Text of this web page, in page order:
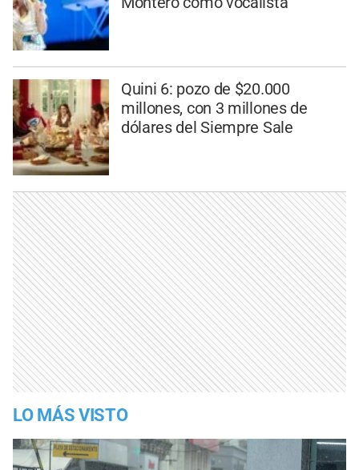
Quini 6: pozo de $20.000
millones, con 3 millones de
dólares del Siempre Sale
LO MÁS VISTO